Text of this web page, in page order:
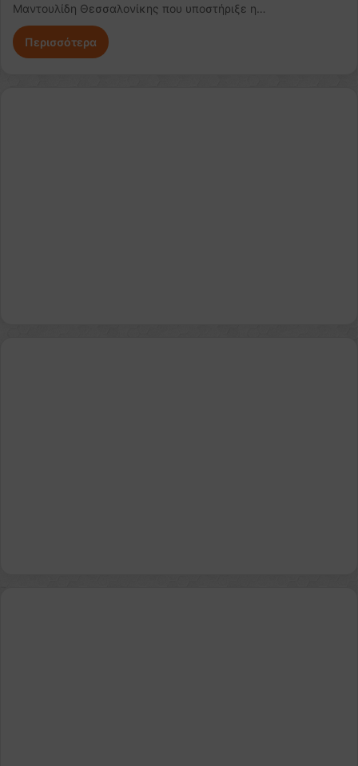
Μαντουλίδη Θεσσαλονίκης που υποστήριξε η…
Περισσότερα